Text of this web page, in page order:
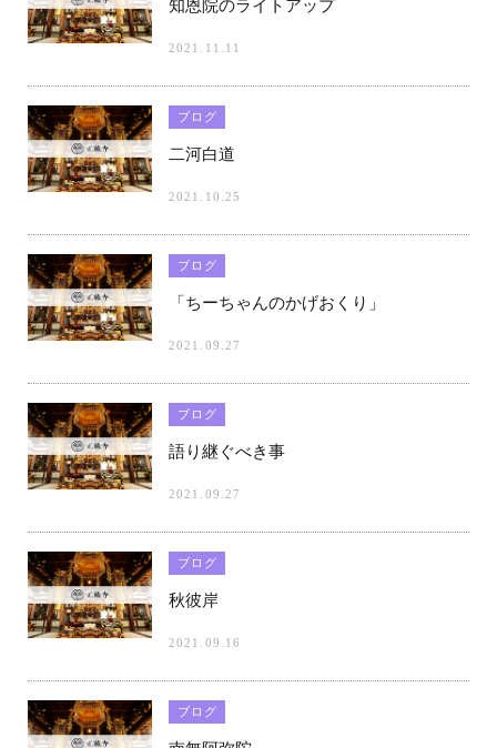
知恩院のライトアップ
2021.11.11
ブログ
二河白道
2021.10.25
ブログ
「ちーちゃんのかげおくり」
2021.09.27
ブログ
語り継ぐべき事
2021.09.27
ブログ
秋彼岸
2021.09.16
ブログ